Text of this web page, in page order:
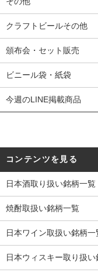
クラフトビールその他
頒布会・セット販売
ビニール袋・紙袋
今週のLINE掲載商品
コンテンツを見る
日本酒取り扱い銘柄一覧
焼酎取扱い銘柄一覧
日本ワイン取扱い銘柄一
日本ウィスキー取り扱